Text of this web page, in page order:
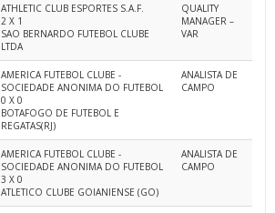
ATHLETIC CLUB ESPORTES S.A.F.
2 X 1
SAO BERNARDO FUTEBOL CLUBE
LTDA
QUALITY
MANAGER –
VAR
AMERICA FUTEBOL CLUBE -
SOCIEDADE ANONIMA DO FUTEBOL
0 X 0
BOTAFOGO DE FUTEBOL E
REGATAS(RJ)
ANALISTA DE
CAMPO
AMERICA FUTEBOL CLUBE -
SOCIEDADE ANONIMA DO FUTEBOL
3 X 0
ATLETICO CLUBE GOIANIENSE (GO)
ANALISTA DE
CAMPO